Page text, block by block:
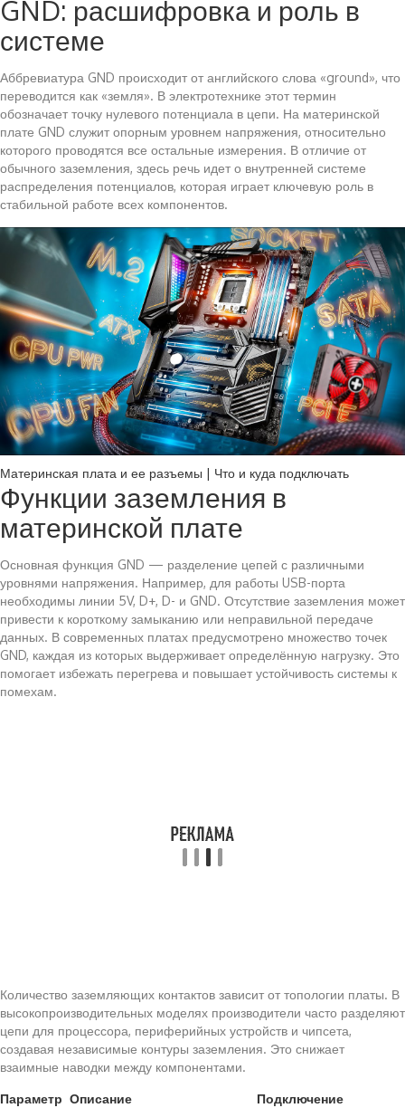
GND: расшифровка и роль в
системе
Аббревиатура GND происходит от английского слова «ground», что
переводится как «земля». В электротехнике этот термин
обозначает точку нулевого потенциала в цепи. На материнской
плате GND служит опорным уровнем напряжения, относительно
которого проводятся все остальные измерения. В отличие от
обычного заземления, здесь речь идет о внутренней системе
распределения потенциалов, которая играет ключевую роль в
стабильной работе всех компонентов.
Материнская плата и ее разъемы | Что и куда подключать
Функции заземления в
материнской плате
Основная функция GND — разделение цепей с различными
уровнями напряжения. Например, для работы USB-порта
необходимы линии 5V, D+, D- и GND. Отсутствие заземления может
привести к короткому замыканию или неправильной передаче
данных. В современных платах предусмотрено множество точек
GND, каждая из которых выдерживает определённую нагрузку. Это
помогает избежать перегрева и повышает устойчивость системы к
помехам.
Количество заземляющих контактов зависит от топологии платы. В
высокопроизводительных моделях производители часто разделяют
цепи для процессора, периферийных устройств и чипсета,
создавая независимые контуры заземления. Это снижает
взаимные наводки между компонентами.
Параметр Описание Подключение